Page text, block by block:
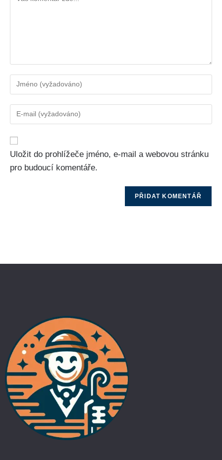
Uložit do prohlížeče jméno, e-mail a webovou stránku
pro budoucí komentáře.